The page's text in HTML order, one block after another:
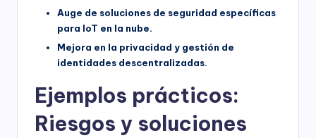
Auge de soluciones de seguridad específicas
para IoT en la nube.
Mejora en la privacidad y gestión de
identidades descentralizadas.
Ejemplos prácticos:
Riesgos y soluciones